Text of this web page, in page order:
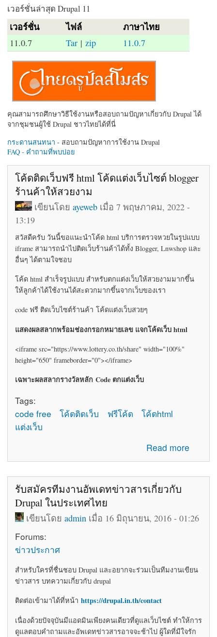
เวอร์ชั่นล่าสุด Drupal 11
เวอร์ชั่น ไฟล์ ภาษาไทย
11.0.7 Tar | zip 11.0.7
คุณสามารถศึกษาวิธีใช้งานหรือสอบถามปัญหาเกี่ยวกับ Drupal ได้
จากชุมชนผู้ใช้ Drupal ชาวไทยได้ที่นี่
กระดานสนทนา - สอบถามปัญหาการใช้งาน Drupal
FAQ - คำถามที่พบบ่อย
โค้ดติดเว็บฟรี html โค้ดแต่งเว็บไซต์ blogger
ร้านค้าให้สวยงาม
เขียนโดยayeweb เมื่อ 7 พฤษภาคม, 2022 -
13:19
สวัสดีครับ วันนี้ขอแนะนำโค้ด html บริการตรวจหวยในรูปแบบ
iframe สามารถนำไปติดเว็บร้านค้าได้ทั้ง Blogger, Lnwshop และ
อื่นๆ ได้ตามใจชอบ
โค้ด html สำเร็จรูปแบบ สำหรับตกแต่งเว็บให้สวยงามมากขึ้น
ให้ลูกค้าได้ใช้งานได้สะดวกมากขึ้นจากเว็บของเรา
code ฟรี ติดเว็บไซต์ร้านค้า โค้ดแต่งเว็บสวยๆ
แสดงผลสลากพร้อมช่องกรอกหมายเลข แจกโค้ดเว็บ html
<iframe src="https://www.lottery.co.th/share" width="100%"
height="650" frameborder="0"></iframe>
เฉพาะผลสลากรางวัลหลัก Code ตกแต่งเว็บ
Tags:
code free
โค้ดติดเว็บ ฟรีโค้ด
โค้ดhtml
แต่งเว็บ
Read more
about โค้ดติดเว็บฟรี html โค้ดแต่งเว็บไซต์ blogger ร้านค้า
ให้สวยงาม
รับสมัครทีมงานอัพเดทข่าวสารเกี่ยวกับ
Drupal ในประเทศไทย
เขียนโดยadmin เมื่อ 16 มิถุนายน, 2016 - 01:26
Forums:
ข่าวประกาศ
สำหรับใครที่ชื่นชอบ Drupal และอยากจะร่วมเป็นทีมงานเขียน
ข่าวสาร บทความเกี่ยวกับ drupal
ติดต่อเข้ามาได้ที่หน้า https://drupal.in.th/contact
เนื่องด้วยปัจจุบันมีแอดมินเพียงคนเดียวที่ดูแลเว็บไซต์ ทำให้การ
ดูแลตอบคำถามและอัพเดทข่าวสารอาจจะช้าไป ผู้ใดที่มีใจรัก